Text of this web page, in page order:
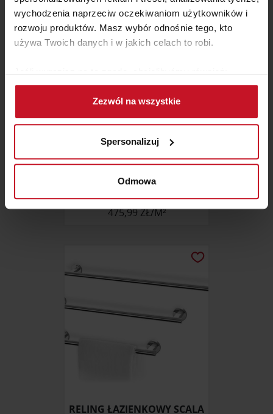
wychodzenia naprzeciw oczekiwaniom użytkowników i
rozwoju produktów. Masz wybór odnośnie tego, kto
używa Twoich danych i w jakich celach to robi.
Jeśli wyrazisz na to zgodę, chcielibyśmy również:
Gromadzić dane dotyczące Twojej lokalizacji
geograficznej z dokładnością nawet do kilku metrów
Identyfikować Twoje urządzenie, aktywnie
(fingerprinting, czyli wirtualny odcisk palca)
Dowiedz się więcej odnośnie tego, jak Twoje osobiste
dane są przetwarzane oraz ustaw własne preferencje w
zmienić lub wycofać swoją zgodę w dowolnej chwili.
i reklam, aby oferować funkcje społecznościowe i
analizować ruch w naszej witrynie. Informacje o tym, jak
korzystasz z naszej witryny, udostępniamy partnerom
społecznościowym, reklamowym i analitycznym.
Partnerzy mogą połączyć te informacje z innymi danymi
otrzymanymi od Ciebie lub uzyskanymi podczas
korzystania z ich usług.
Zezwól na wszystkie
Spersonalizuj
Odmowa
MOZAIKA SANTORINI
(VULCANO)
475,99 ZŁ/M²
RELING ŁAZIENKOWY SCALA